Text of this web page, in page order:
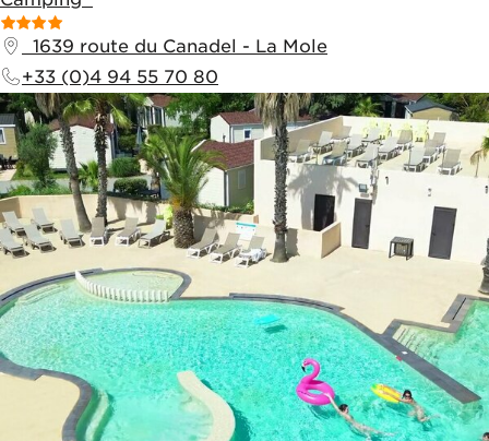
1639 route du Canadel - La Mole
+33 (0)4 94 55 70 80